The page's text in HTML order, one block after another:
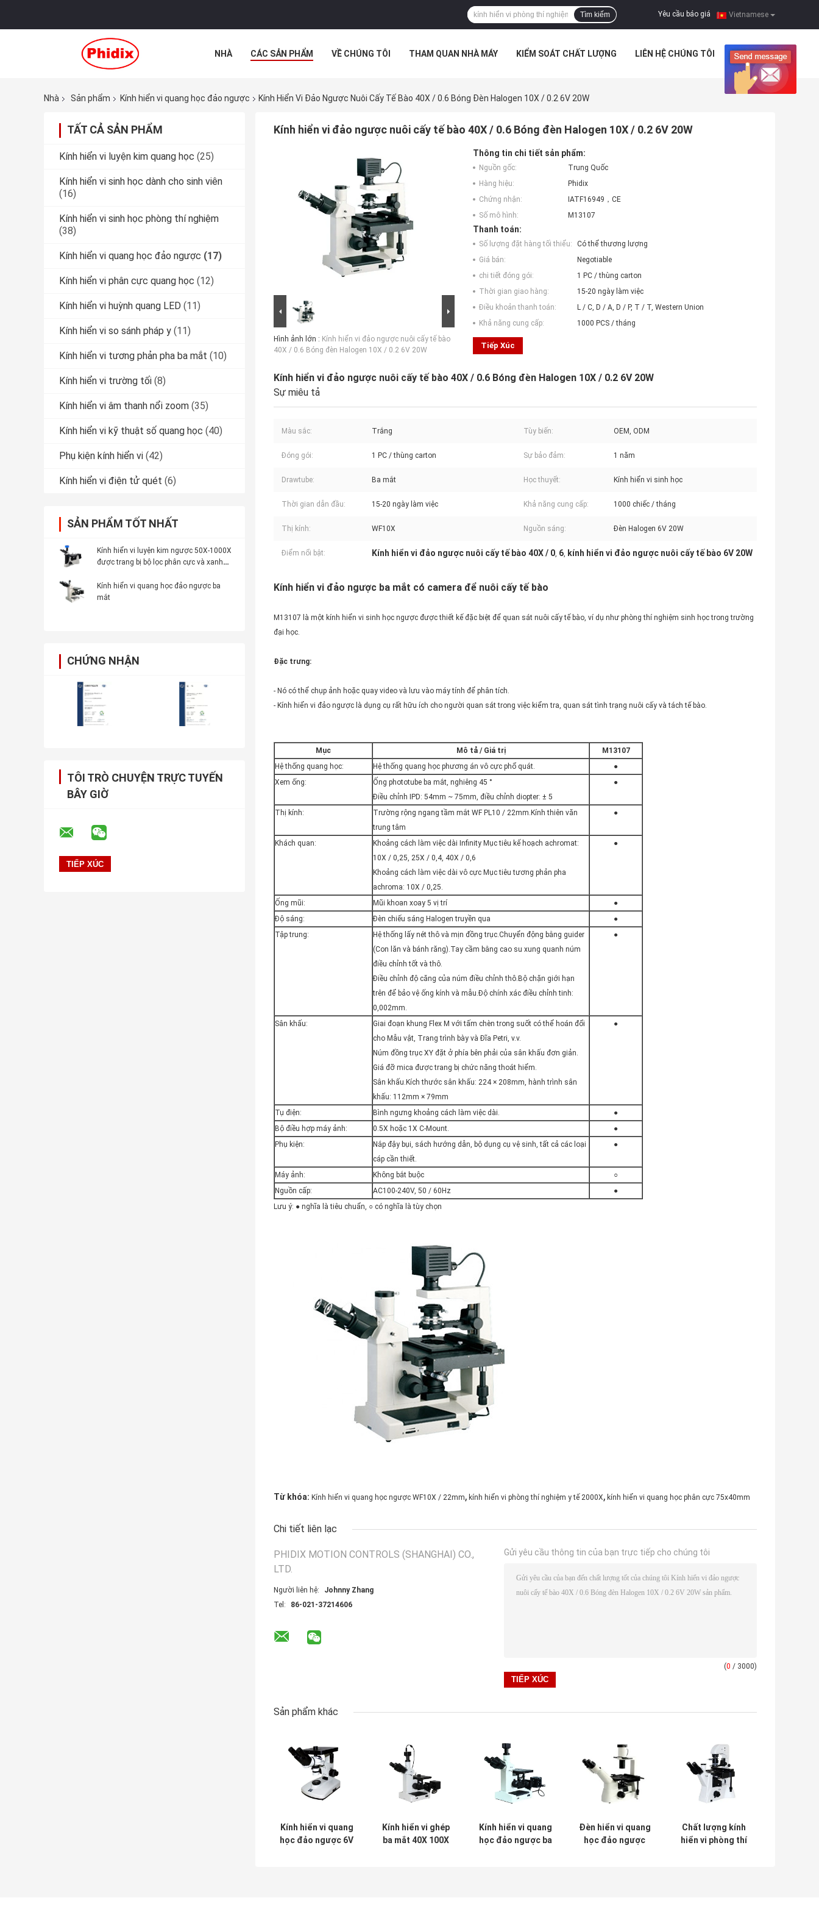
Vietnamese
Yêu cầu báo giá |
Tìm kiếm
NHÀ CÁC SẢN PHẨM VỀ CHÚNG TÔI THAM QUAN NHÀ MÁY KIỂM SOÁT CHẤT LƯỢNG LIÊN HỆ CHÚNG TÔI TIN TỨC
Nhà
Sản phẩm Kính hiển vi quang học đảo ngược Kính Hiển Vi Đảo Ngược Nuôi Cấy Tế Bào 40X / 0.6 Bóng Đèn Halogen 10X / 0.2 6V 20W
TẤT CẢ SẢN PHẨM
Kính hiển vi luyện kim quang học (25)
Kính hiển vi sinh học dành cho sinh viên
(16)
Kính hiển vi sinh học phòng thí nghiệm
(38)
Kính hiển vi quang học đảo ngược (17)
Kính hiển vi phân cực quang học (12)
Kính hiển vi huỳnh quang LED (11)
Kính hiển vi so sánh pháp y (11)
Kính hiển vi tương phản pha ba mắt (10)
Kính hiển vi trường tối (8)
Kính hiển vi âm thanh nổi zoom (35)
Kính hiển vi kỹ thuật số quang học (40)
Phụ kiện kính hiển vi (42)
Kính hiển vi điện tử quét (6)
SẢN PHẨM TỐT NHẤT
Kính hiển vi luyện kim ngược 50X-1000X
được trang bị bộ lọc phân cực và xanh
Kính hiển vi quang học đảo ngược ba
mắt
CHỨNG NHẬN
TÔI TRÒ CHUYỆN TRỰC TUYẾN
BÂY GIỜ
Kính hiển vi đảo ngược nuôi cấy tế bào 40X / 0.6 Bóng đèn Halogen 10X / 0.2 6V 20W
Hình ảnh lớn : Kính hiển vi đảo ngược nuôi cấy tế bào
40X / 0.6 Bóng đèn Halogen 10X / 0.2 6V 20W
Thông tin chi tiết sản phẩm:
Nguồn gốc:
Trung Quốc
Hàng hiệu:
Phidix
Chứng nhận:
IATF16949，CE
Số mô hình:
M13107
Thanh toán:
Số lượng đặt hàng tối thiểu:
Có thể thương lượng
Giá bán:
Negotiable
chi tiết đóng gói:
1 PC / thùng carton
Thời gian giao hàng:
15-20 ngày làm việc
Điều khoản thanh toán:
L / C, D / A, D / P, T / T, Western Union
Khả năng cung cấp:
1000 PCS / tháng
Tiếp Xúc
Kính hiển vi đảo ngược nuôi cấy tế bào 40X / 0.6 Bóng đèn Halogen 10X / 0.2 6V 20W
Sự miêu tả
Màu sắc: Trắng Tùy biến: OEM, ODM
Đóng gói: 1 PC / thùng carton Sự bảo đảm: 1 năm
Drawtube: Ba mắt Học thuyết: Kính hiển vi sinh học
Thời gian dẫn đầu: 15-20 ngày làm việc Khả năng cung cấp: 1000 chiếc / tháng
Thị kính: WF10X Nguồn sáng: Đèn Halogen 6V 20W
Điểm nổi bật: Kính hiển vi đảo ngược nuôi cấy tế bào 40X / 0, 6, kính hiển vi đảo ngược nuôi cấy tế bào 6V 20W
Kính hiển vi đảo ngược ba mắt có camera để nuôi cấy tế bào
M13107 là một kính hiển vi sinh học ngược được thiết kế đặc biệt để quan sát nuôi cấy tế bào, ví dụ như phòng thí nghiệm sinh học trong trường
đại học.
Đặc trưng:
- Nó có thể chụp ảnh hoặc quay video và lưu vào máy tính để phân tích.
- Kính hiển vi đảo ngược là dụng cụ rất hữu ích cho người quan sát trong việc kiểm tra, quan sát tình trạng nuôi cấy và tách tế bào.
Mục Mô tả / Giá trị
M13107
Hệ thống quang học:
Hệ thống quang học phương án vô cực phổ quát.
●
Xem ống:
Ống phototube ba mắt, nghiêng 45 °
Điều chỉnh IPD: 54mm ~ 75mm, điều chỉnh diopter: ± 5
●
Thị kính:
Trường rộng ngang tầm mắt WF PL10 / 22mm.Kính thiên văn
trung tâm
●
Khách quan:
Khoảng cách làm việc dài Infinity Mục tiêu kế hoạch achromat:
10X / 0,25, 25X / 0,4, 40X / 0,6
Khoảng cách làm việc dài vô cực Mục tiêu tương phản pha
achroma: 10X / 0,25.
●
Ống mũi: Mũi khoan xoay 5 vị trí
●
Độ sáng:
Đèn chiếu sáng Halogen truyền qua
●
Tập trung:
Hệ thống lấy nét thô và mịn đồng trục.Chuyển động bằng guider
(Con lăn và bánh răng).Tay cầm bằng cao su xung quanh núm
điều chỉnh tốt và thô.
Điều chỉnh độ căng của núm điều chỉnh thô.Bộ chặn giới hạn
trên để bảo vệ ống kính và mẫu.Độ chính xác điều chỉnh tinh:
0,002mm.
●
Sân khấu:
Giai đoạn khung Flex M với tấm chèn trong suốt có thể hoán đổi
cho Mẫu vật, Trang trình bày và Đĩa Petri, v.v.
Núm đồng trục XY đặt ở phía bên phải của sân khấu đơn giản.
Giá đỡ mica được trang bị chức năng thoát hiểm.
Sân khấu.Kích thước sân khấu: 224 × 208mm, hành trình sân
khấu: 112mm × 79mm
●
Tụ điện: Bình ngưng khoảng cách làm việc dài.
●
Bộ điều hợp máy ảnh:
0.5X hoặc 1X C-Mount.
●
Phụ kiện:
Nắp đậy bụi, sách hướng dẫn, bộ dụng cụ vệ sinh, tất cả các loại
cáp cần thiết.
●
Máy ảnh: Không bắt buộc
○
Nguồn cấp:
AC100-240V, 50 / 60Hz
●
Lưu ý: ● nghĩa là tiêu chuẩn, ○ có nghĩa là tùy chọn
Từ khóa: Kính hiển vi quang học ngược WF10X / 22mm, kính hiển vi phòng thí nghiệm y tế 2000X, kính hiển vi quang học phân cực 75x40mm
Chi tiết liên lạc
PHIDIX MOTION CONTROLS (SHANGHAI) CO.,
LTD.
Người liên hệ:
Johnny Zhang
Tel:
86-021-37214606
Gửi yêu cầu thông tin của bạn trực tiếp cho chúng tôi
(0 / 3000)
Sản phẩm khác
Kính hiển vi quang
học đảo ngược 6V
Kính hiển vi ghép
ba mắt 40X 100X
Kính hiển vi quang
học đảo ngược ba
Đèn hiển vi quang
học đảo ngược
Chất lượng kính
hiển vi phòng thí